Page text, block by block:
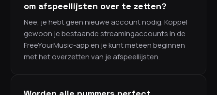
om afspeellijsten over te zetten?
Nee, je hebt geen nieuwe account nodig. Koppel
gewoon je bestaande streamingaccounts in de
FreeYourMusic-app en je kunt meteen beginnen
met het overzetten van je afspeellijsten.